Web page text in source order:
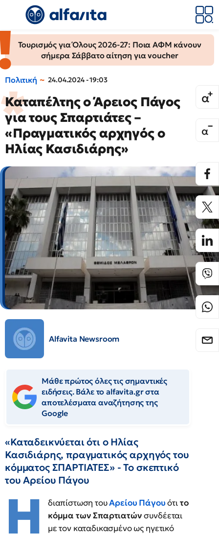
Τουρισμός για Όλους 2026-27: Ποια ΑΦΜ κάνουν
σήμερα Σάββατο αίτηση για voucher
Πολιτική 24.04.2024 - 19:03
Καταπέλτης ο Άρειος Πάγος
για τους Σπαρτιάτες –
«Πραγματικός αρχηγός ο
Ηλίας Κασιδιάρης»
Alfavita Newsroom
Μάθε πρώτος όλες τις σημαντικές
ειδήσεις. Βάλε το alfavita.gr στα
αποτελέσματα αναζήτησης της
Google
«Καταδεικνύεται ότι ο Ηλίας
Κασιδιάρης, πραγματικός αρχηγός του
κόμματος ΣΠΑΡΤΙΑΤΕΣ» - Το σκεπτικό
του Αρείου Πάγου
Η διαπίστωση τουΑρείου Πάγουότιτο
κόμμα των Σπαρτιατώνσυνδέεται
με τον καταδικασμένο ως ηγετικό